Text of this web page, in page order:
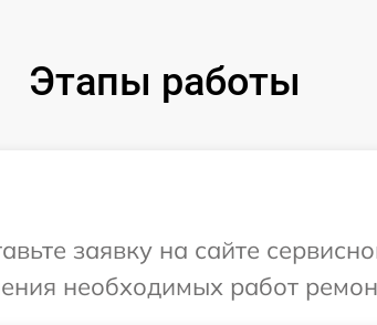
Этапы работы
заявку на сайте
необходимых работ